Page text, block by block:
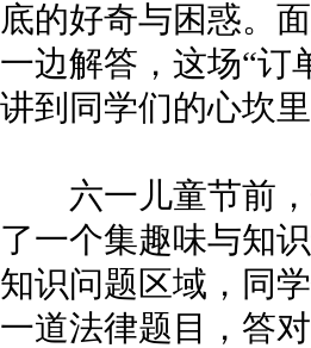
底的好奇与困惑。
一边解答，这场“订
讲到同学们的心坎
六一儿童节前，
了一个集趣味与知
知识问题区域，同
一道法律题目，答